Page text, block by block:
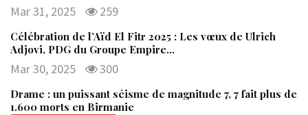
Mar 31, 2025 259
Célébration de l’Aïd El Fitr 2025 : Les vœux de Ulrich
Adjovi, PDG du Groupe Empire…
Mar 30, 2025 300
Drame : un puissant séisme de magnitude 7, 7 fait plus de
1.600 morts en Birmanie